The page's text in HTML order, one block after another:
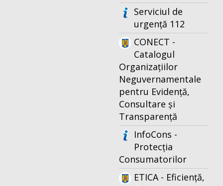
Serviciul de
urgență 112
CONECT -
Catalogul
Organizațiilor
Neguvernamentale
pentru Evidență,
Consultare și
Transparență
InfoCons -
Protecția
Consumatorilor
ETICA - Eficiență,